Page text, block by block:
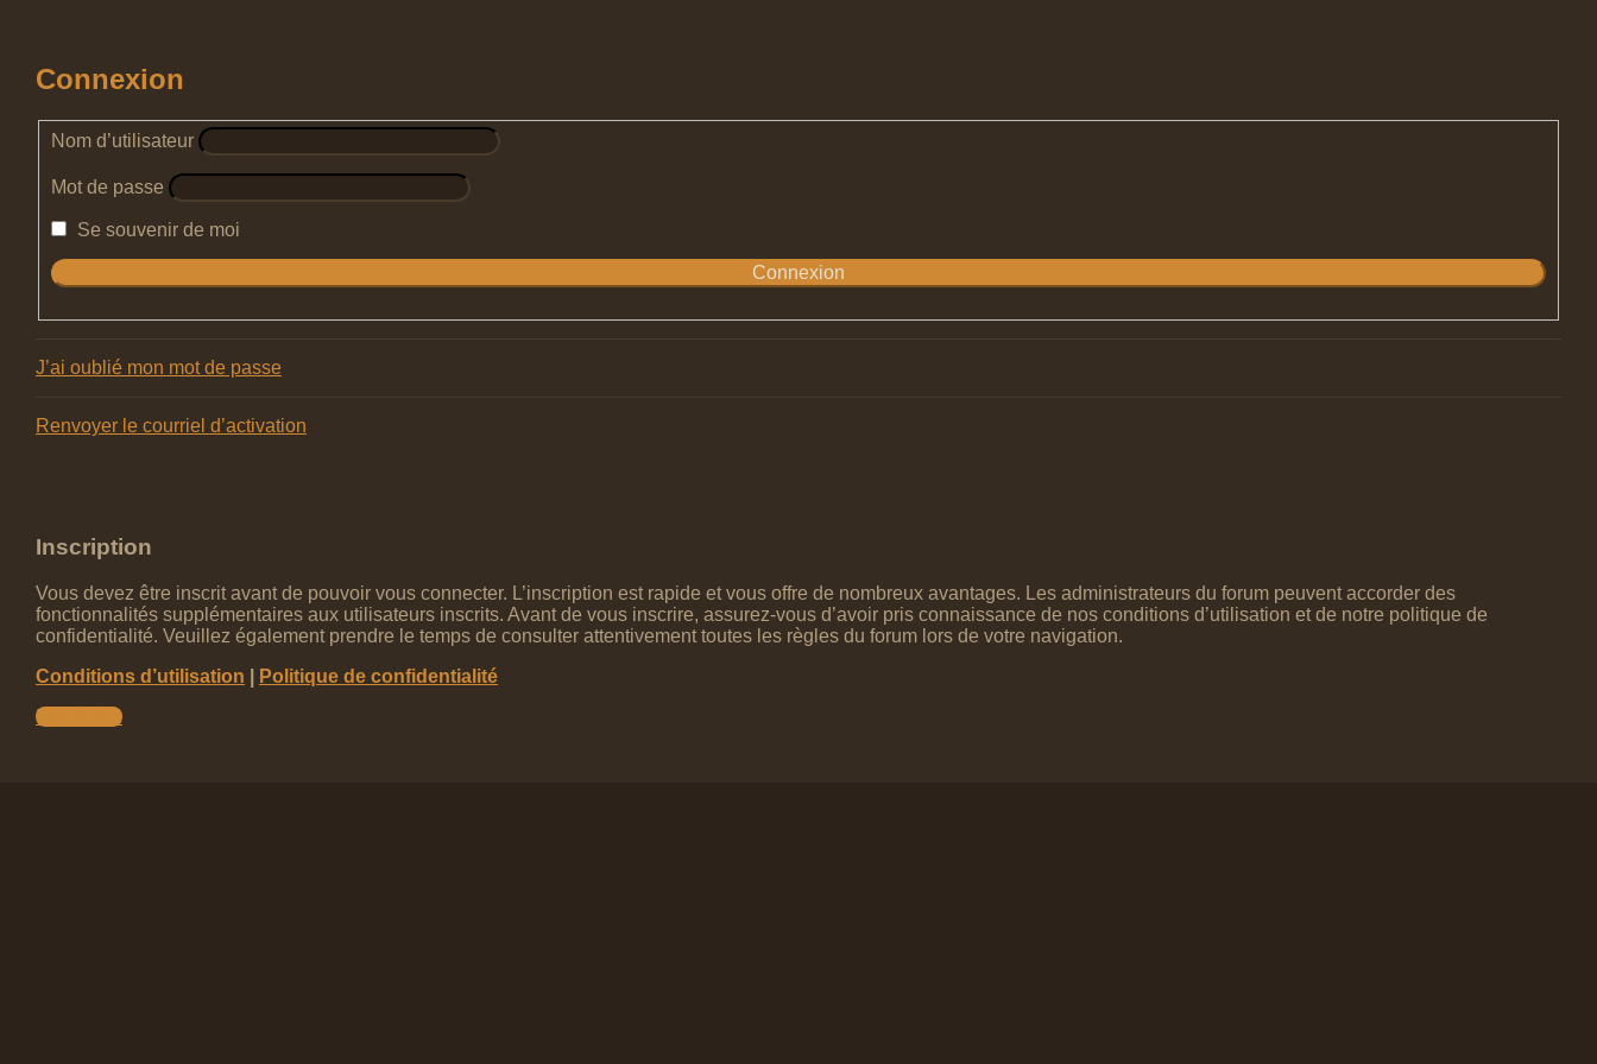
Connexion
Nom d’utilisateur
Mot de passe
Se souvenir de moi
J’ai oublié mon mot de passe
Renvoyer le courriel d’activation
Inscription
Vous devez être inscrit avant de pouvoir vous connecter. L’inscription est rapide et vous offre de nombreux avantages. Les administrateurs du forum peuvent accorder des
fonctionnalités supplémentaires aux utilisateurs inscrits. Avant de vous inscrire, assurez-vous d’avoir pris connaissance de nos conditions d’utilisation et de notre politique de
confidentialité. Veuillez également prendre le temps de consulter attentivement toutes les règles du forum lors de votre navigation.
Conditions d’utilisation
Politique de confidentialité
Inscription